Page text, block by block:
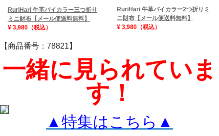
RuriHari 牛革バイカラー三つ折り
ミニ財布【メール便送料無料】
¥ 3,980（税込）
RuriHari 牛革バイカラー2つ折りミ
ニ財布【メール便送料無料】
¥ 3,980（税込）
【商品番号：78821】
一緒に見られていま
す！
▲特集はこちら▲